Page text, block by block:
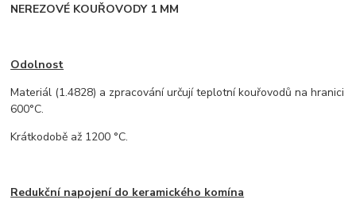
NEREZOVÉ KOUŘOVODY 1 MM
Odolnost
Materiál (1.4828) a zpracování určují teplotní kouřovodů na hranici
600°C.
Krátkodobě až 1200 °C.
Redukční napojení do keramického komína